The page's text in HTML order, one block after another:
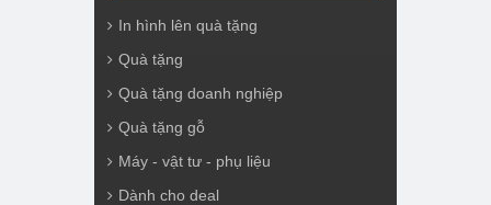
In hình lên quà tặng
Quà tặng
Quà tặng doanh nghiệp
Quà tặng gỗ
Máy - vật tư - phụ liệu
Dành cho deal